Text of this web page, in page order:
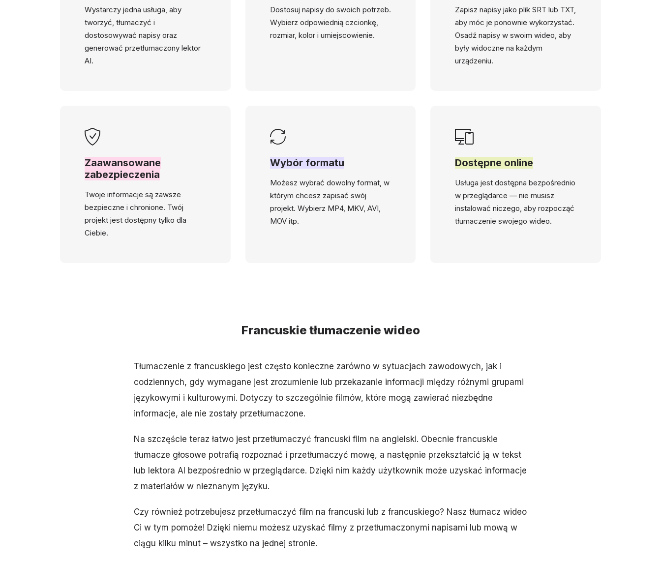
Wystarczy jedna usługa, aby
tworzyć, tłumaczyć i
dostosowywać napisy oraz
generować przetłumaczony lektor
AI.
Dostosuj napisy do swoich potrzeb.
Wybierz odpowiednią czcionkę,
rozmiar, kolor i umiejscowienie.
Zapisz napisy jako plik SRT lub TXT,
aby móc je ponownie wykorzystać.
Osadź napisy w swoim wideo, aby
były widoczne na każdym
urządzeniu.
Zaawansowane
zabezpieczenia
Twoje informacje są zawsze
bezpieczne i chronione. Twój
projekt jest dostępny tylko dla
Ciebie.
Wybór formatu
Możesz wybrać dowolny format, w
którym chcesz zapisać swój
projekt. Wybierz MP4, MKV, AVI,
MOV itp.
Dostępne online
Usługa jest dostępna bezpośrednio
w przeglądarce — nie musisz
instalować niczego, aby rozpocząć
tłumaczenie swojego wideo.
Francuskie tłumaczenie wideo
Tłumaczenie z francuskiego jest często konieczne zarówno w sytuacjach zawodowych, jak i
codziennych, gdy wymagane jest zrozumienie lub przekazanie informacji między różnymi grupami
językowymi i kulturowymi. Dotyczy to szczególnie filmów, które mogą zawierać niezbędne
informacje, ale nie zostały przetłumaczone.
Na szczęście teraz łatwo jest przetłumaczyć francuski film na angielski. Obecnie francuskie
tłumacze głosowe potrafią rozpoznać i przetłumaczyć mowę, a następnie przekształcić ją w tekst
lub lektora AI bezpośrednio w przeglądarce. Dzięki nim każdy użytkownik może uzyskać informacje
z materiałów w nieznanym języku.
Czy również potrzebujesz przetłumaczyć film na francuski lub z francuskiego? Nasz tłumacz wideo
Ci w tym pomoże! Dzięki niemu możesz uzyskać filmy z przetłumaczonymi napisami lub mową w
ciągu kilku minut – wszystko na jednej stronie.